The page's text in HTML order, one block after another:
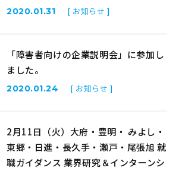
2020.01.31 [ お知らせ ]
「障害者向けの企業説明会」に参加し
ました。
2020.01.24 [ お知らせ ]
2月11日（火）大府・豊明・ みよし・
東郷・日進・長久手・瀬戸・尾張旭 就
職ガイダンス 業界研究＆インターンシ